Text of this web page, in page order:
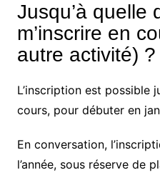
Jusqu’à quelle
m’inscrire en
autre activité) ?
L’inscription est possible
cours, pour débuter en
En conversation,
l’année, sous réserve de